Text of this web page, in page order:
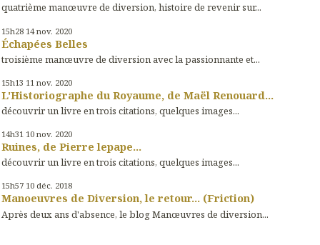
quatrième manœuvre de diversion, histoire de revenir sur...
15h28 14 nov. 2020
Échapées Belles
troisième manœuvre de diversion avec la passionnante et...
15h13 11 nov. 2020
L'Historiographe du Royaume, de Maël Renouard...
découvrir un livre en trois citations, quelques images...
14h31 10 nov. 2020
Ruines, de Pierre lepape...
découvrir un livre en trois citations, quelques images...
15h57 10 déc. 2018
Manoeuvres de Diversion, le retour... (Friction)
Après deux ans d'absence, le blog Manœuvres de diversion...